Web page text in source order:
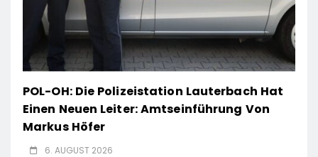
POL-OH: Die Polizeistation Lauterbach Hat
Einen Neuen Leiter: Amtseinführung Von
Markus Höfer
6. AUGUST 2026